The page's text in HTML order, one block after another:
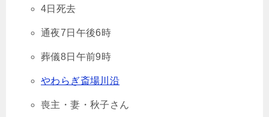
4日死去
通夜7日午後6時
葬儀8日午前9時
やわらぎ斎場川沿
喪主・妻・秋子さん